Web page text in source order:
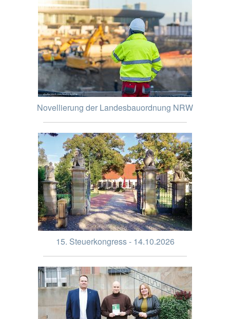
Novellierung der Landesbauordnung NRW
15. Steuerkongress - 14.10.2026